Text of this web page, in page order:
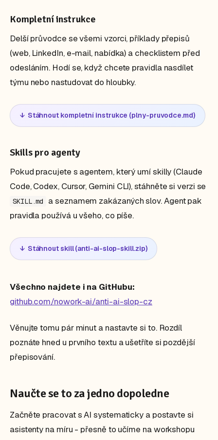
- Falešné prozření: "Potvrdilo mi to jednu
věc.", "Otevřelo mi to oči.".
- Ohrané metafory: "AI je kopilot, ne
- Falešně hluboké závěry: "Technologie sama o
sobě nestačí.", "Na konci dne...".
- "Posunout na další úroveň", "odemknout
potenciál", "game changer", "transformační".
- Míchej délku vět, nedávej tři stejně dlouhé
- Nedělej automaticky trojice. Žádné
jednoslovné dramatické věty ("Brutální."
- Žádné útržkovité nadpisy "Dvě věci, kterým
se věnovat" / "Jedna hodina. Tři úkoly.".
INTERPUNKCE A FORMÁT
- Normální pomlčka (-), nikdy dlouhá pomlčka
pole bez formátování.
- Žádný háček se šipkou, žádné "Většina lidí
- Žádná generická anekdota bez jména a
detailu, nekonči "Jak to vidíte vy? 👇".
- Zaujmi názor, piš pro konkrétního čtenáře a
dej mu jasný další krok.
Než odpovíš, odstraň cokoliv, co by mohl
napsat kdokoliv pro jakoukoliv firmu.
Kompletní instrukce
Delší průvodce se všemi vzorci, příklady přepisů
(web, LinkedIn, e-mail, nabídka) a checklistem před
odesláním. Hodí se, když chcete pravidla nasdílet
týmu nebo nastudovat do hloubky.
↓ Stáhnout kompletní instrukce (plny-pruvodce.md)
Skills pro agenty
Pokud pracujete s agentem, který umí skilly (Claude
Code, Codex, Cursor, Gemini CLI), stáhněte si verzi se
SKILL.md
a seznamem zakázaných slov. Agent pak
pravidla používá u všeho, co píše.
↓ Stáhnout skill (anti-ai-slop-skill.zip)
Všechno najdete i na GitHubu:
github.com/nowork-ai/anti-ai-slop-cz
Věnujte tomu pár minut a nastavte si to. Rozdíl
poznáte hned u prvního textu a ušetříte si pozdější
přepisování.
Naučte se to za jedno dopoledne
Začněte pracovat s AI systematicky a postavte si
asistenty na míru - přesně to učíme na workshopu